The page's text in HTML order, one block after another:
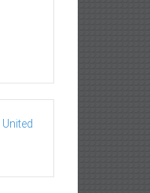
United